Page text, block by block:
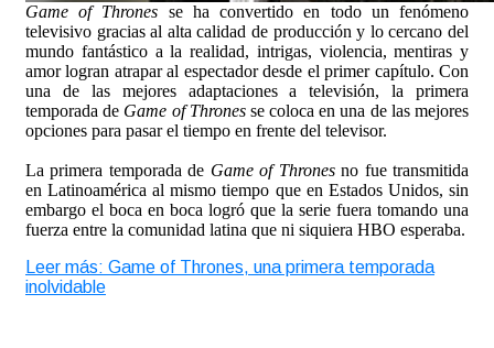
Game of Thrones se ha convertido en todo un fenómeno
televisivo gracias al alta calidad de producción y lo cercano del
mundo fantástico a la realidad, intrigas, violencia, mentiras y
amor logran atrapar al espectador desde el primer capítulo. Con
una de las mejores adaptaciones a televisión, la primera
temporada de Game of Thronesse coloca en una de las mejores
opciones para pasar el tiempo en frente del televisor.
La primera temporada de Game of Thronesno fue transmitida
en Latinoamérica al mismo tiempo que en Estados Unidos, sin
embargo el boca en boca logró que la serie fuera tomando una
fuerza entre la comunidad latina que ni siquiera HBO esperaba.
Leer más: Game of Thrones, una primera temporada
inolvidable